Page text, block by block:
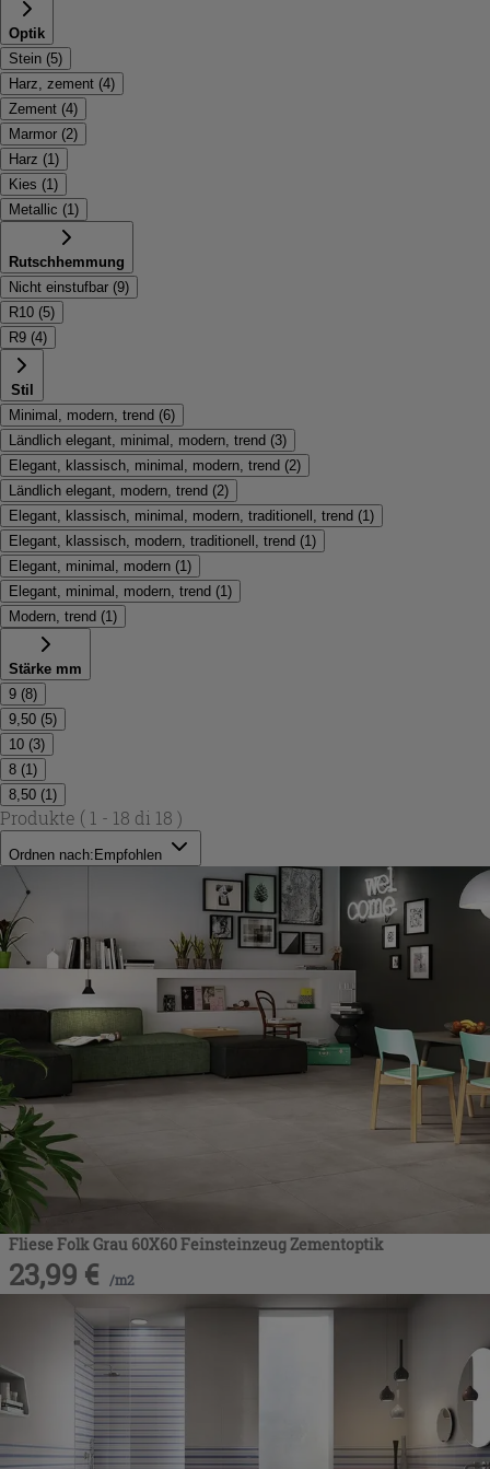
Optik
Stein (5)
Harz, zement (4)
Zement (4)
Marmor (2)
Harz (1 )
Kies (1 )
Metallic (1 )
Rutschhemmung
Nicht einstufbar (9)
R10 (5)
R9 (4)
Stil
Minimal, modern, trend (6)
Ländlich elegant, minimal, modern, trend (3)
Elegant, klassisch, minimal, modern, trend (2)
Ländlich elegant, modern, trend (2)
Elegant, klassisch, minimal, modern, traditionell, trend (1 )
Elegant, klassisch, modern, traditionell, trend (1 )
Elegant, minimal, modern (1 )
Elegant, minimal, modern, trend (1 )
Modern, trend (1 )
Stärke mm
9 (8)
9,50 (5)
10 (3)
8 (1 )
8,50 (1 )
Produkte ( 1 - 18 di 18 )
Ordnen nach: Empfohlen
Fliese Folk Grau 60X60 Feinsteinzeug Zementoptik
23,99 € /m2